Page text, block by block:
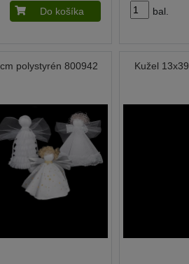
Do košíka bal.
polystyrén 800942 Kužel